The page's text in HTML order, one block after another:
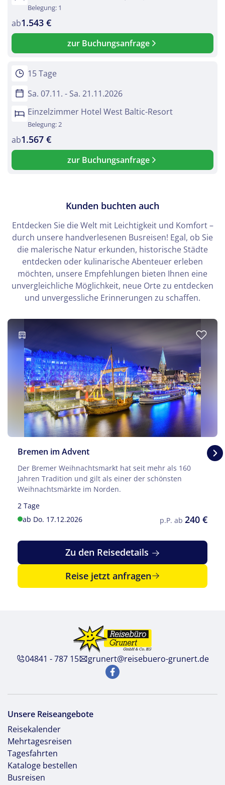
© Schlesier - Fotolia
Belegung: 1
ab1.543 €
zur Buchungsanfrage
15 Tage
Sa. 07.11. - Sa. 21.11.2026
Einzelzimmer Hotel West Baltic-Resort
Belegung: 2
ab1.567 €
zur Buchungsanfrage
Kunden buchten auch
Entdecken Sie die Welt mit Leichtigkeit und Komfort –
durch unsere handverlesenen Busreisen! Egal, ob Sie
die malerische Natur erkunden, historische Städte
entdecken oder kulinarische Abenteuer erleben
möchten, unsere Empfehlungen bieten Ihnen eine
unvergleichliche Möglichkeit, neue Orte zu entdecken
und unvergessliche Erinnerungen zu schaffen.
Bremen im Advent
Der Bremer Weihnachtsmarkt hat seit mehr als 160
Jahren Tradition und gilt als einer der schönsten
Weihnachtsmärkte im Norden.
2 Tage
ab Do. 17.12.2026
p.P. ab 240 €
Zu den Reisedetails
Reise jetzt anfragen
04841 - 787 15 grunert@reisebuero-grunert.de
Unsere Reiseangebote
Reisekalender
Mehrtagesreisen
Tagesfahrten
Kataloge bestellen
Busreisen